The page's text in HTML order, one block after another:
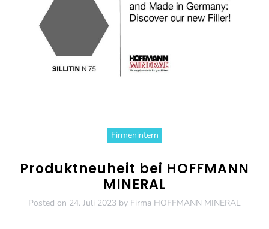
Firmenintern
Produktneuheit bei HOFFMANN
MINERAL
Posted on 24. Juli 2023 by Firma HOFFMANN MINERAL